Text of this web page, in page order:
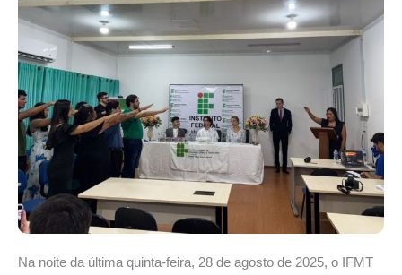
Na noite da última quinta-feira, 28 de agosto de 2025, o IFMT